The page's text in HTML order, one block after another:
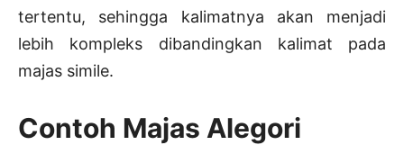
tertentu, sehingga kalimatnya akan menjadi
lebih kompleks dibandingkan kalimat pada
majas simile.
Contoh Majas Alegori